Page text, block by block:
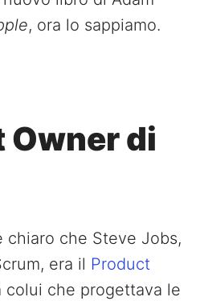
, ora lo sappiamo.
Owner di
chiaro che Steve Jobs,
era il Product
colui che progettava le